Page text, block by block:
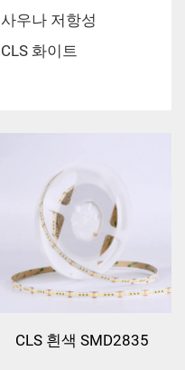
사우나 저항성
CLS 화이트
CLS 흰색 SMD2835